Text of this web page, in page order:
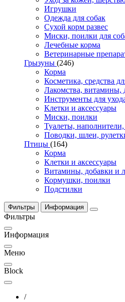
Игрушки
Одежда для собак
Сухой корм развес
Миски, поилки для
Лечебные корма
Ветеринарные
Грызуны (246)
Корма
Косметика, средства
Лакомства, витамины,
Инструменты для
Клетки и аксессуары
Миски, поилки
Туалеты,
Поводки, шлеи,
Птицы (164)
Корма
Клетки и аксессуары
Витамины, добавки и
Кормушки, поилки
Подстилки
Фильтры Информация
Фильтры
Информация
Меню
Block
/